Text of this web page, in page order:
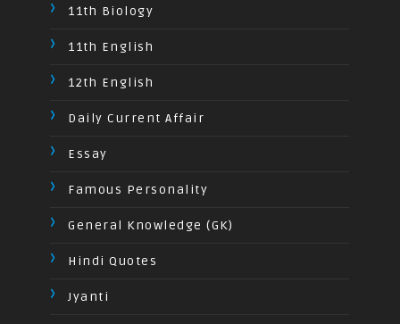
11th Biology
11th English
12th English
Daily Current Affair
Essay
Famous Personality
General Knowledge (GK)
Hindi Quotes
Jyanti